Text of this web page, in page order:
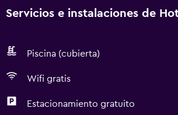
Servicios e instalaciones de
Piscina (cubierta)
Wifi gratis
Estacionamiento gratuito